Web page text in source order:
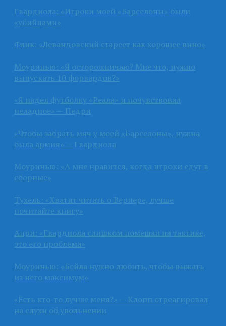
Гвардиола: «Игроки моей «Барселоны» были
«убийцами»
Флик: «Левандовский стареет как хорошее вино»
Моуринью: «Я осторожничаю? Мне что, нужно
выпускать 10 форвардов?»
«Я надел футболку «Реала» и почувствовал
неладное» — Педри
«Чтобы забрать мяч у моей «Барселоны», нужна
была армия» — Гвардиола
Моуринью: «А мне нравится, когда игроки едут в
сборные»
Тухель: «Хватит читать о Вернере, лучше
почитайте книгу»
Анри: «Гвардиола слишком помешан на тактике,
это его проблема»
Моуринью: «Бейла нужно любить, чтобы выжать
из него максимум»
«Есть кто-то лучше меня?» — Клопп отреагировал
на слухи об увольнении